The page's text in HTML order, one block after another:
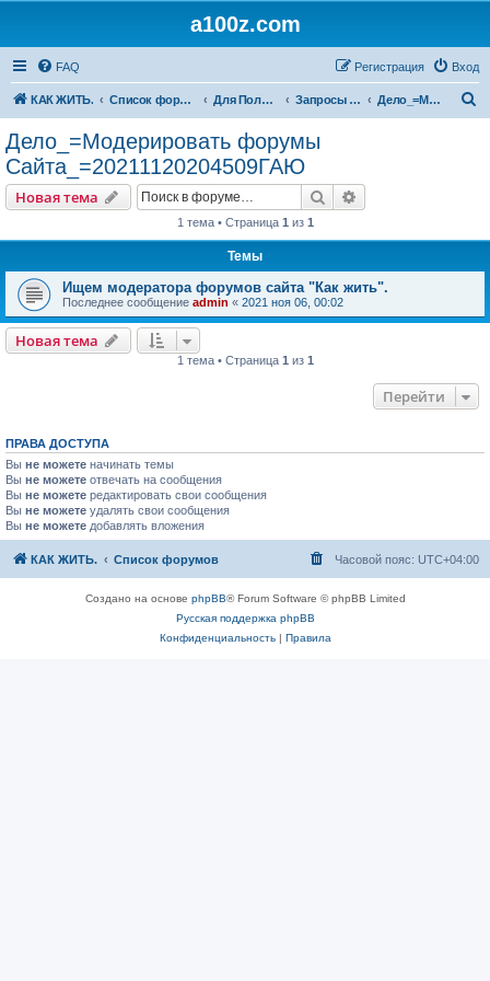
a100z.com
FAQ Вход
Регистрация
КАК ЖИТЬ. Список форумов Для Пользователей Запросы на участие ( в деле, задаче, бизнесе, проблеме ). Дело_=Модерировать форумы Сайта_=20211120204509ГАЮ
Дело_=Модерировать форумы
Сайта_=20211120204509ГАЮ
Новая тема Поиск
1 тема • Страница 1 из 1
Темы
Ищем модератора форумов сайта "Как жить".
Последнее сообщение admin « 2021 ноя 06, 00:02
Новая тема
1 тема • Страница 1 из 1
Перейти
ПРАВА ДОСТУПА
Вы не можете начинать темы
Вы не можете отвечать на сообщения
Вы не можете редактировать свои сообщения
Вы не можете удалять свои сообщения
Вы не можете добавлять вложения
КАК ЖИТЬ. Список форумов Часовой пояс: UTC+04:00
Создано на основе phpBB® Forum Software © phpBB Limited
Русская поддержка phpBB
Конфиденциальность| Правила